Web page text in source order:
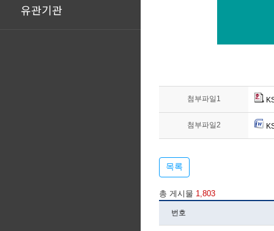
유관기관
첨부파일1
첨부파일2
목록
총 게시물 1,803
번호